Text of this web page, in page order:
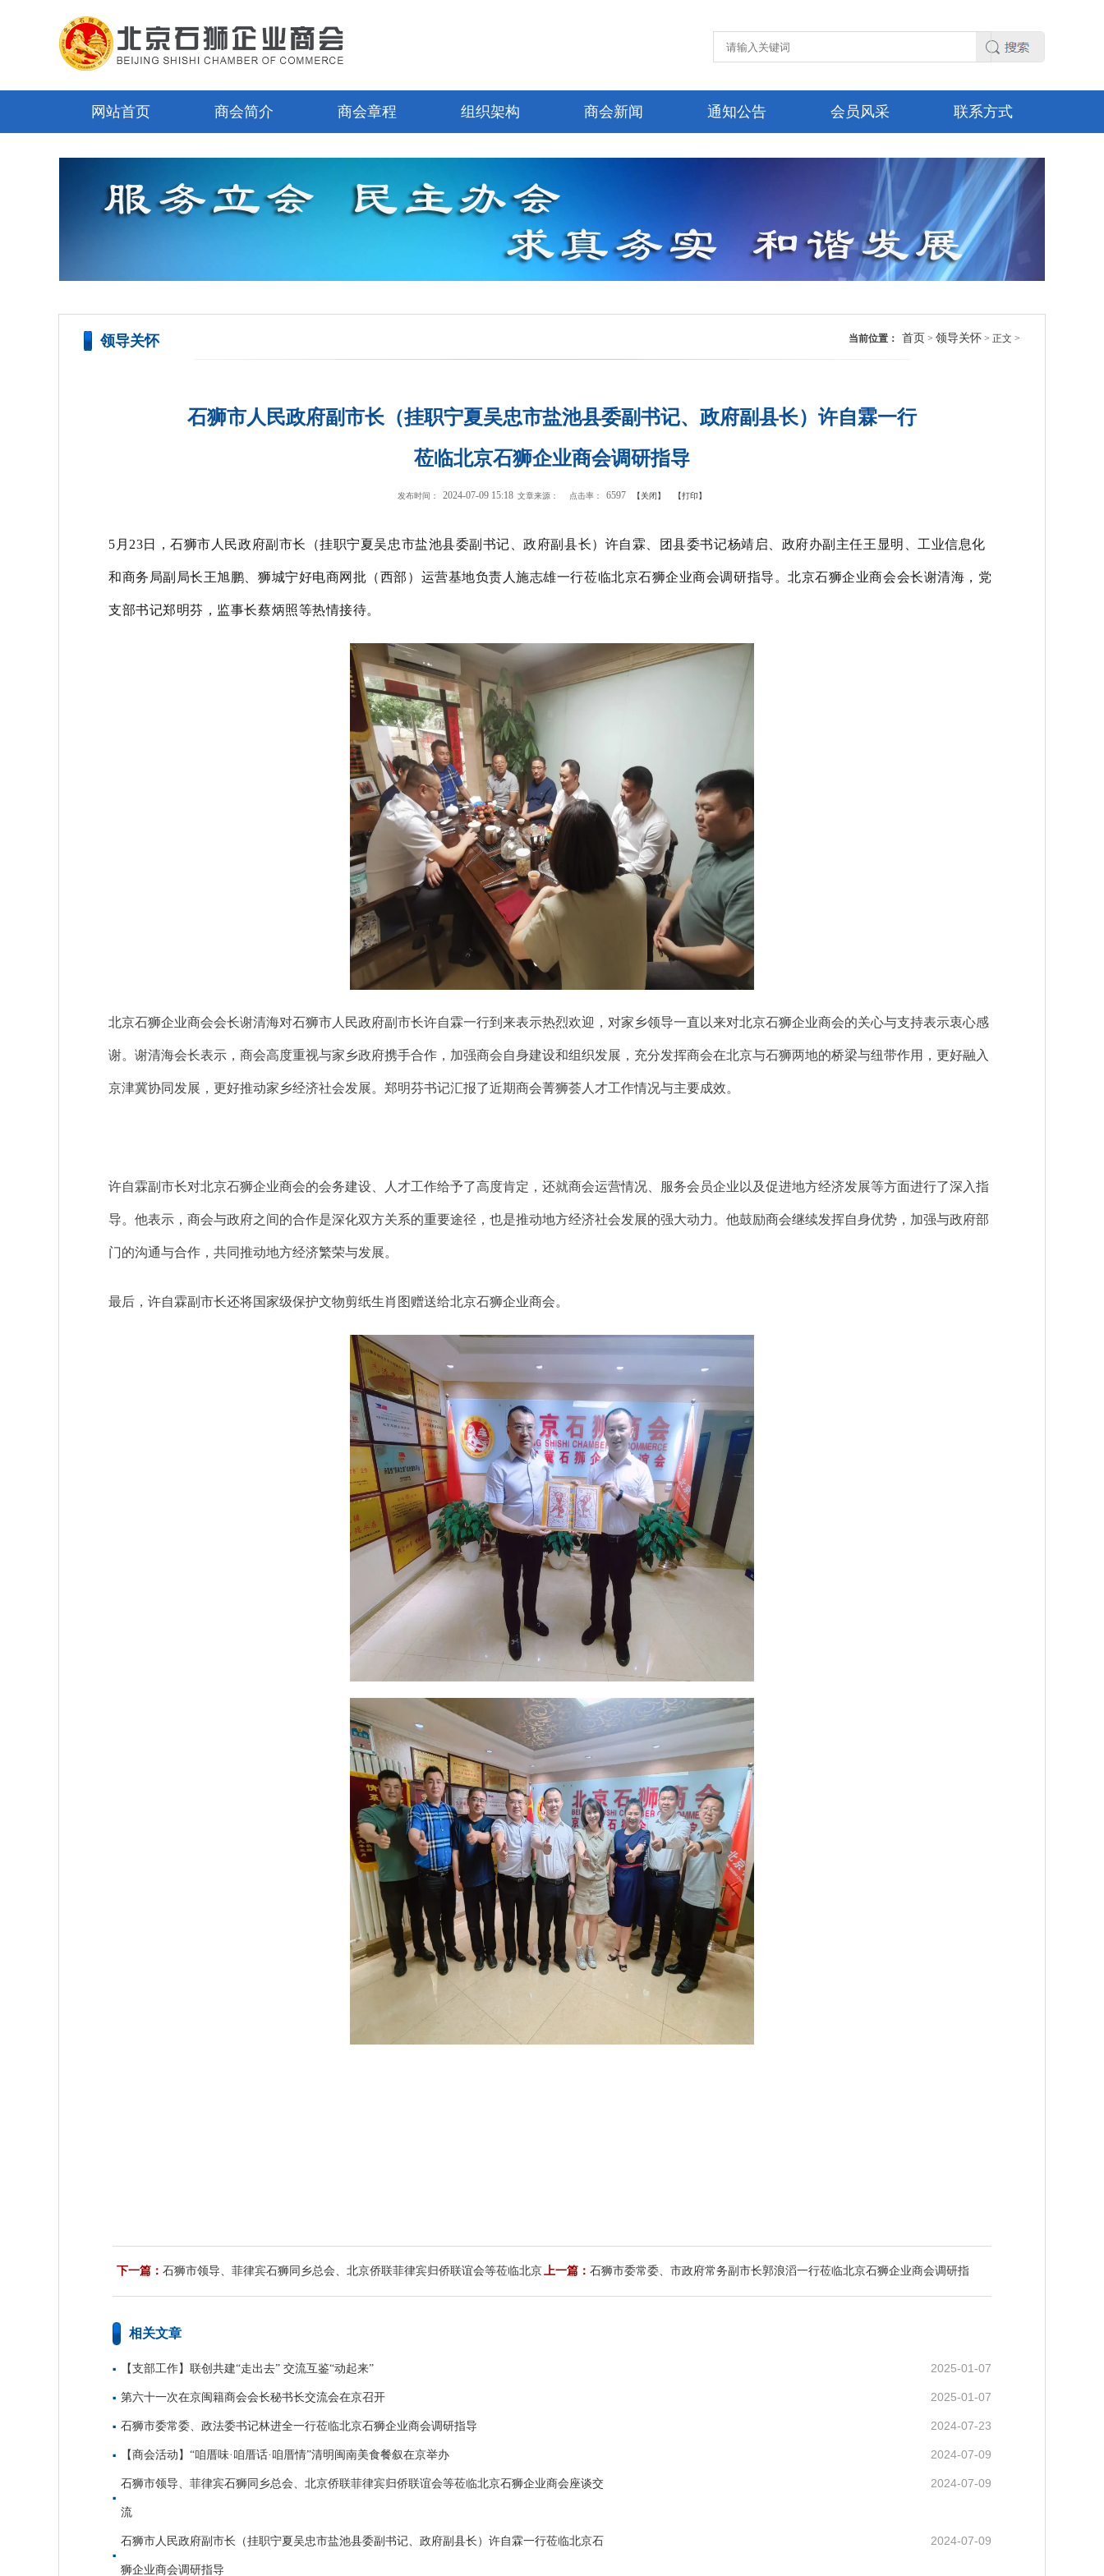
网站首页 商会简介 商会章程 组织架构 商会新闻 通知公告 会员风采 联系方式
领导关怀 当前位置： 首页 > 领导关怀 > 正文 >
石狮市人民政府副市长（挂职宁夏吴忠市盐池县委副书记、政府副县长）许自霖一行
莅临北京石狮企业商会调研指导
发布时间： 2024-07-09 15:18 文章来源： 点击率： 6597 【关闭】 【打印】
5月23日，石狮市人民政府副市长（挂职宁夏吴忠市盐池县委副书记、政府副县长）许自霖、团县委书记杨靖启、政府办副主任王显明、工业信息化
和商务局副局长王旭鹏、狮城宁好电商网批（西部）运营基地负责人施志雄一行莅临北京石狮企业商会调研指导。北京石狮企业商会会长谢清海，党
支部书记郑明芬，监事长蔡炳照等热情接待。
北京石狮企业商会会长谢清海对石狮市人民政府副市长许自霖一行到来表示热烈欢迎，对家乡领导一直以来对北京石狮企业商会的关心与支持表示衷心感
谢。谢清海会长表示，商会高度重视与家乡政府携手合作，加强商会自身建设和组织发展，充分发挥商会在北京与石狮两地的桥梁与纽带作用，更好融入
京津冀协同发展，更好推动家乡经济社会发展。郑明芬书记汇报了近期商会菁狮荟人才工作情况与主要成效。
许自霖副市长对北京石狮企业商会的会务建设、人才工作给予了高度肯定，还就商会运营情况、服务会员企业以及促进地方经济发展等方面进行了深入指
导。他表示，商会与政府之间的合作是深化双方关系的重要途径，也是推动地方经济社会发展的强大动力。他鼓励商会继续发挥自身优势，加强与政府部
门的沟通与合作，共同推动地方经济繁荣与发展。
最后，许自霖副市长还将国家级保护文物剪纸生肖图赠送给北京石狮企业商会。
下一篇： 石狮市领导、菲律宾石狮同乡总会、北京侨联菲律宾归侨联谊会等莅临北京上一篇： 石狮市委常委、市政府常务副市长郭浪滔一行莅临北京石狮企业商会调研指
相关文章
【支部工作】联创共建“走出去” 交流互鉴“动起来” 2025-01-07
第六十一次在京闽籍商会会长秘书长交流会在京召开 2025-01-07
石狮市委常委、政法委书记林进全一行莅临北京石狮企业商会调研指导 2024-07-23
【商会活动】“咱厝味·咱厝话·咱厝情”清明闽南美食餐叙在京举办 2024-07-09
石狮市领导、菲律宾石狮同乡总会、北京侨联菲律宾归侨联谊会等莅临北京石狮企业商会座谈交
流
2024-07-09
石狮市人民政府副市长（挂职宁夏吴忠市盐池县委副书记、政府副县长）许自霖一行莅临北京石
狮企业商会调研指导
2024-07-09